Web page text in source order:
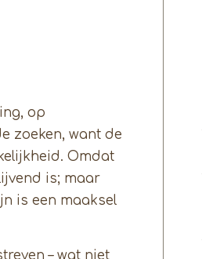
op
zoeken, want de
Omdat
is; maar
is een maaksel
– wat niet